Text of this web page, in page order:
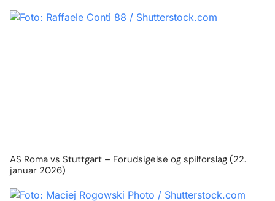
AS Roma vs Stuttgart – Forudsigelse og spilforslag (22.
januar 2026)